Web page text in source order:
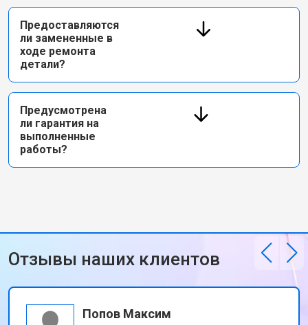
Предоставляются
ли замененные в
ходе ремонта
детали?
Предусмотрена
ли гарантия на
выполненные
работы?
Отзывы наших клиентов
Попов Максим